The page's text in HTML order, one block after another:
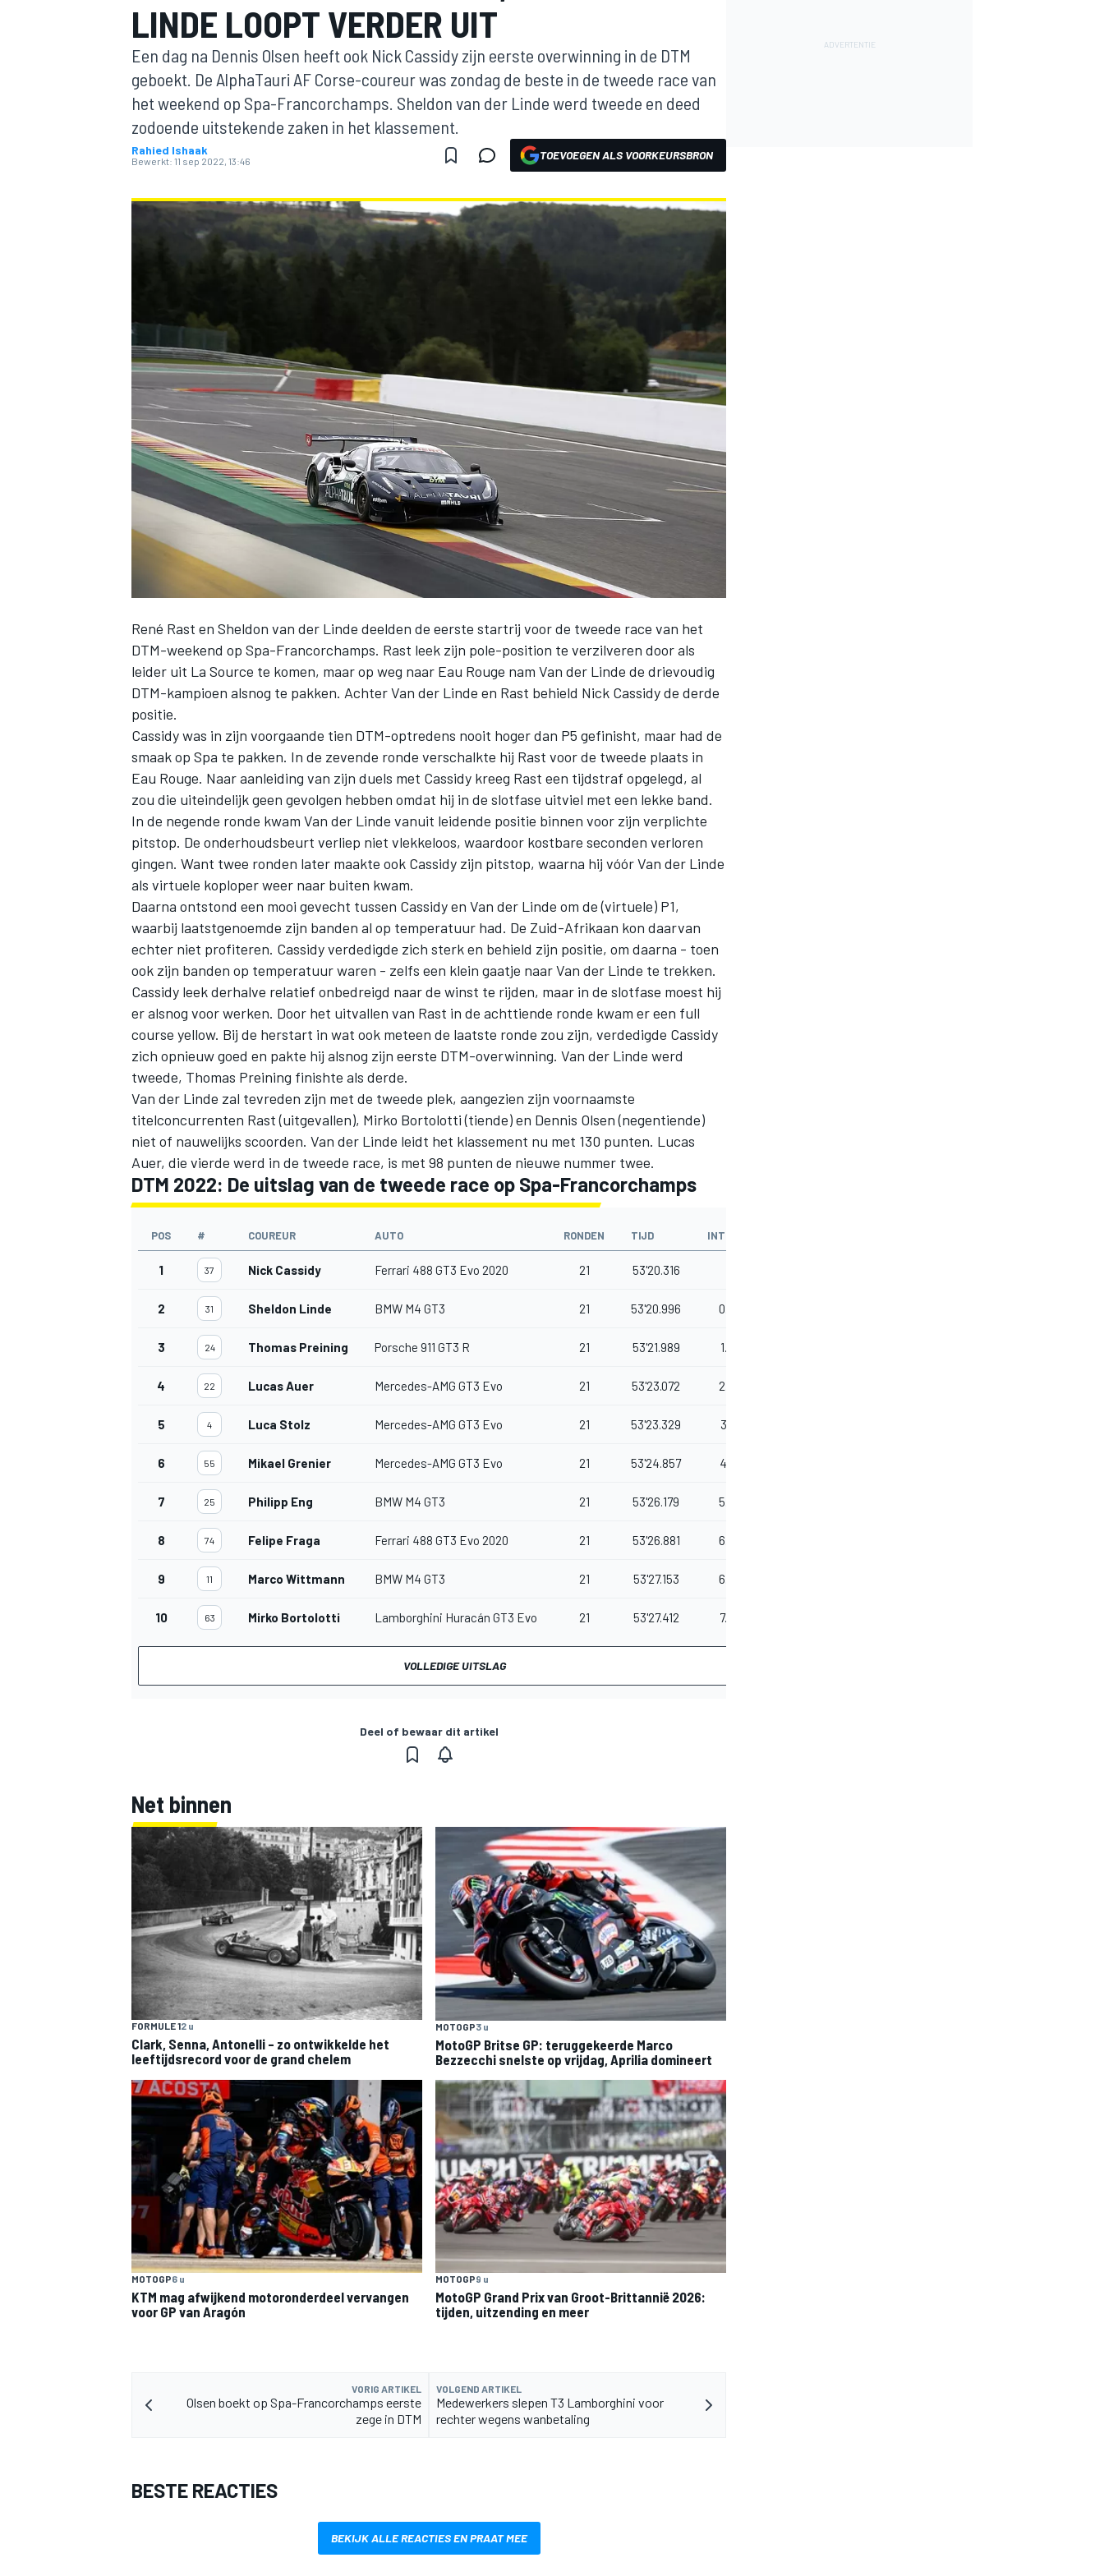
INDYCAR
WEC DTM
MEER RACEKLASSEN
LINDE LOOPT VERDER UIT
Een dag na Dennis Olsen heeft ook Nick Cassidy zijn eerste overwinning in de DTM
geboekt. De AlphaTauri AF Corse-coureur was zondag de beste in de tweede race van
het weekend op Spa-Francorchamps. Sheldon van der Linde werd tweede en deed
zodoende uitstekende zaken in het klassement.
Rahied Ishaak
Bewerkt: 11 sep 2022, 13:46 TOEVOEGEN ALS VOORKEURSBRON
René Rast en Sheldon van der Linde deelden de eerste startrij voor de tweede race van het
DTM-weekend op Spa-Francorchamps. Rast leek zijn pole-position te verzilveren door als
leider uit La Source te komen, maar op weg naar Eau Rouge nam Van der Linde de drievoudig
DTM-kampioen alsnog te pakken. Achter Van der Linde en Rast behield Nick Cassidy de derde
positie.
Cassidy was in zijn voorgaande tien DTM-optredens nooit hoger dan P5 gefinisht, maar had de
smaak op Spa te pakken. In de zevende ronde verschalkte hij Rast voor de tweede plaats in
Eau Rouge. Naar aanleiding van zijn duels met Cassidy kreeg Rast een tijdstraf opgelegd, al
zou die uiteindelijk geen gevolgen hebben omdat hij in de slotfase uitviel met een lekke band.
In de negende ronde kwam Van der Linde vanuit leidende positie binnen voor zijn verplichte
pitstop. De onderhoudsbeurt verliep niet vlekkeloos, waardoor kostbare seconden verloren
gingen. Want twee ronden later maakte ook Cassidy zijn pitstop, waarna hij vóór Van der Linde
als virtuele koploper weer naar buiten kwam.
Daarna ontstond een mooi gevecht tussen Cassidy en Van der Linde om de (virtuele) P1,
waarbij laatstgenoemde zijn banden al op temperatuur had. De Zuid-Afrikaan kon daarvan
echter niet profiteren. Cassidy verdedigde zich sterk en behield zijn positie, om daarna - toen
ook zijn banden op temperatuur waren - zelfs een klein gaatje naar Van der Linde te trekken.
Cassidy leek derhalve relatief onbedreigd naar de winst te rijden, maar in de slotfase moest hij
er alsnog voor werken. Door het uitvallen van Rast in de achttiende ronde kwam er een full
course yellow. Bij de herstart in wat ook meteen de laatste ronde zou zijn, verdedigde Cassidy
zich opnieuw goed en pakte hij alsnog zijn eerste DTM-overwinning. Van der Linde werd
tweede, Thomas Preining finishte als derde.
Van der Linde zal tevreden zijn met de tweede plek, aangezien zijn voornaamste
titelconcurrenten Rast (uitgevallen), Mirko Bortolotti (tiende) en Dennis Olsen (negentiende)
niet of nauwelijks scoorden. Van der Linde leidt het klassement nu met 130 punten. Lucas
Auer, die vierde werd in de tweede race, is met 98 punten de nieuwe nummer twee.
DTM 2022: De uitslag van de tweede race op Spa-Francorchamps
POS # COUREUR AUTO RONDEN TIJD INTERVAL
1 37 Nick Cassidy Ferrari 488 GT3 Evo 2020 21 53'20.316
2 31 Sheldon Linde BMW M4 GT3 21 53'20.996 0.680
3 24 Thomas Preining Porsche 911 GT3 R 21 53'21.989 1.673
4 22 Lucas Auer Mercedes-AMG GT3 Evo 21 53'23.072 2.756
5 4 Luca Stolz Mercedes-AMG GT3 Evo 21 53'23.329 3.013
6 55 Mikael Grenier Mercedes-AMG GT3 Evo 21 53'24.857 4.541
7 25 Philipp Eng BMW M4 GT3 21 53'26.179 5.863
8 74 Felipe Fraga Ferrari 488 GT3 Evo 2020 21 53'26.881 6.565
9 11 Marco Wittmann BMW M4 GT3 21 53'27.153 6.837
10 63 Mirko Bortolotti Lamborghini Huracán GT3 Evo 21 53'27.412 7.096
VOLLEDIGE UITSLAG
Deel of bewaar dit artikel
Net binnen
FORMULE 12 u
Clark, Senna, Antonelli – zo ontwikkelde het
leeftijdsrecord voor de grand chelem
MOTOGP3 u
MotoGP Britse GP: teruggekeerde Marco
Bezzecchi snelste op vrijdag, Aprilia domineert
MOTOGP6 u
KTM mag afwijkend motoronderdeel vervangen
voor GP van Aragón
MOTOGP9 u
MotoGP Grand Prix van Groot-Brittannië 2026:
tijden, uitzending en meer
VORIG ARTIKEL
Olsen boekt op Spa-Francorchamps eerste
zege in DTM
VOLGEND ARTIKEL
Medewerkers slepen T3 Lamborghini voor
rechter wegens wanbetaling
BESTE REACTIES
BEKIJK ALLE REACTIES EN PRAAT MEE